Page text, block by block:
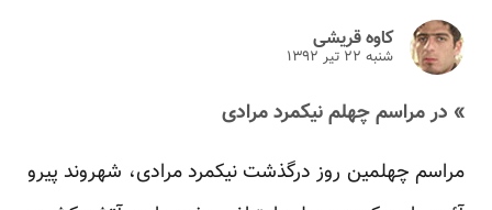
کاوه قریشی
شنبه ۲۲ تير ۱۳۹۲
» در مراسم چهلم نیکمرد مرادی
مراسم چهلمین روز درگذشت نیکمرد مرادی، شهروند پیرو